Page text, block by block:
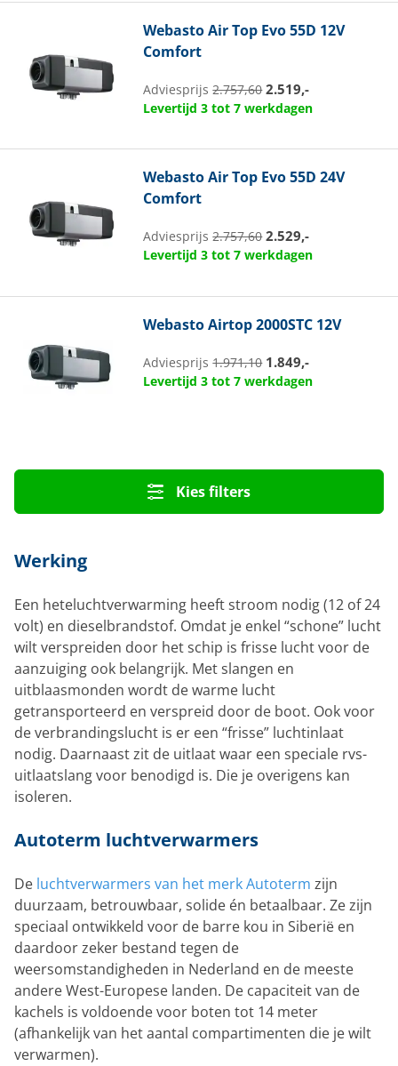
WebastoAir Top Evo 55D 12V
Comfort
Adviesprijs2.757,60 2.519,-
Levertijd 3 tot 7 werkdagen
WebastoAir Top Evo 55D 24V
Comfort
Adviesprijs2.757,60 2.529,-
Levertijd 3 tot 7 werkdagen
WebastoAirtop 2000STC 12V
Adviesprijs1.971,10 1.849,-
Levertijd 3 tot 7 werkdagen
Kies filters
Werking
Een heteluchtverwarming heeft stroom nodig (12 of 24
volt) en dieselbrandstof. Omdat je enkel “schone” lucht
wilt verspreiden door het schip is frisse lucht voor de
aanzuiging ook belangrijk. Met slangen en
uitblaasmonden wordt de warme lucht
getransporteerd en verspreid door de boot. Ook voor
de verbrandingslucht is er een “frisse” luchtinlaat
nodig. Daarnaast zit de uitlaat waar een speciale rvs-
uitlaatslang voor benodigd is. Die je overigens kan
isoleren.
Autoterm luchtverwarmers
De luchtverwarmers van het merk Autoterm zijn
duurzaam, betrouwbaar, solide én betaalbaar. Ze zijn
speciaal ontwikkeld voor de barre kou in Siberië en
daardoor zeker bestand tegen de
weersomstandigheden in Nederland en de meeste
andere West-Europese landen. De capaciteit van de
kachels is voldoende voor boten tot 14 meter
(afhankelijk van het aantal compartimenten die je wilt
verwarmen).